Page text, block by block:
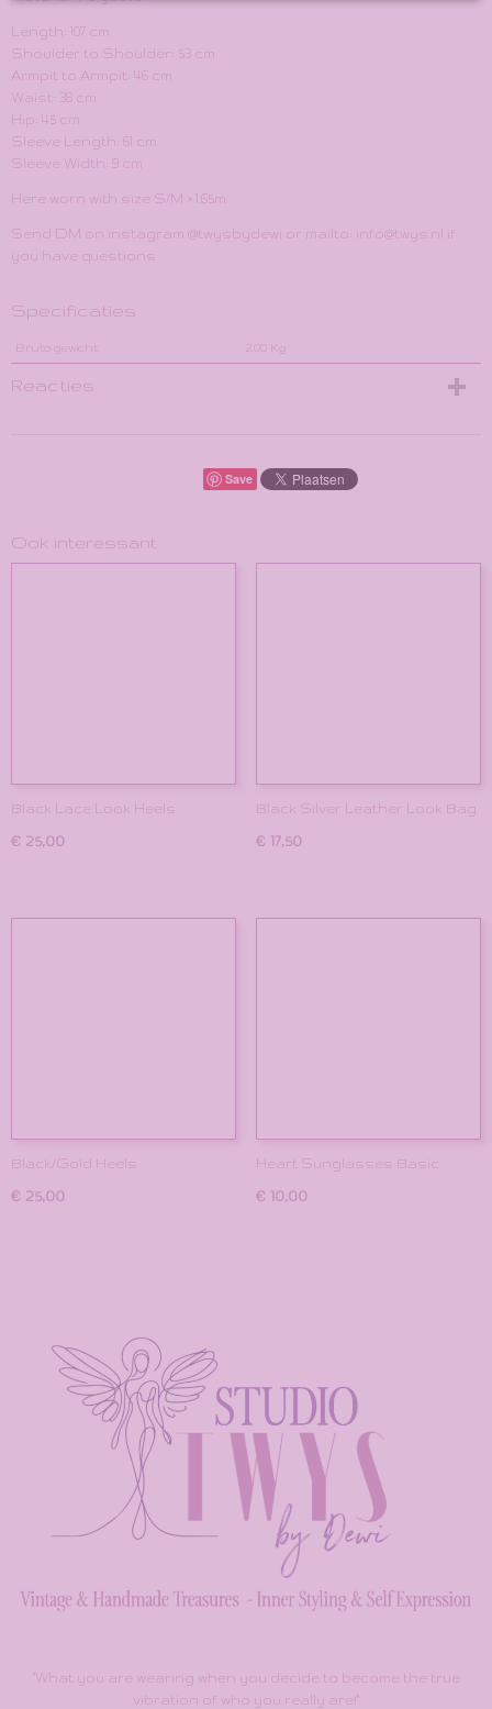
Length: 107 cm
Shoulder to Shoulder: 53 cm
Armpit to Armpit: 46 cm
Waist: 38 cm
Hip: 45 cm
Sleeve Length: 61 cm
Sleeve Width: 9 cm
Here worn with size S/M > 1.65m
Send DM on instagram @twysbydewi or mailto: info@twys.nl if
you have questions
Specificaties
Bruto gewicht 2,00 Kg
Reacties
Save
Ook interessant
Black Lace Look Heels
€ 25,00
Black Silver Leather Look Bag
€ 17,50
Black/Gold Heels
€ 25,00
Heart Sunglasses Basic
€ 10,00
"What you are wearing when you decide to become the true
vibration of who you really are!"